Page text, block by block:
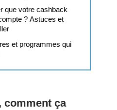
que votre cashback
? Astuces et
et programmes qui
comment ça